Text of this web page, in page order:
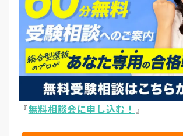
『無料相談会に申し込む！ 』